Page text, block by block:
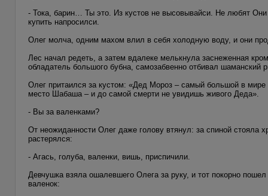
- Тока, барин… Ты это. Из кустов не высовывайси. Не любят
купить напросилси.
Олег молча, одним махом влил в себя холодную воду, и они
Лес начал редеть, а затем вдалеке мелькнула заснеженная
обладатель большого бубна, самозабвенно отбивал шаманский
Олег притаился за кустом: «Дед Мороз – самый большой в
место Шабаша – и до самой смерти не увидишь живого Деда».
- Вы за валенками?
От неожиданности Олег даже голову втянул: за спиной стояла
растерялся:
- Агась, голуба, валенки, вишь, приспичили.
Девчушка взяла ошалевшего Олега за руку, и тот покорно
валенок: